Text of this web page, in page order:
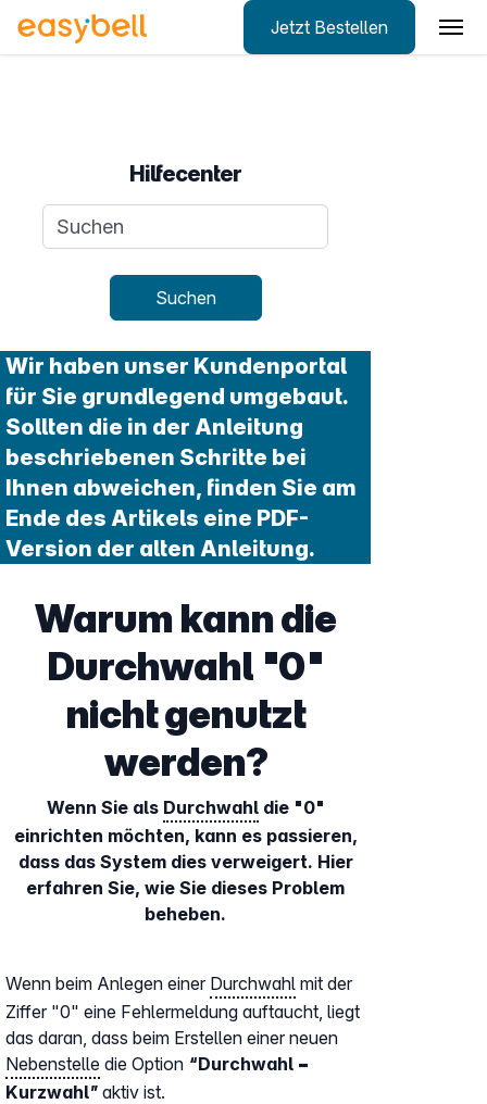
Jetzt Bestellen
Hilfecenter
Suchanfrage
Suchen
Wir haben unser Kundenportal
für Sie grundlegend umgebaut.
Sollten die in der Anleitung
beschriebenen Schritte bei
Ihnen abweichen, finden Sie am
Ende des Artikels eine PDF-
Version der alten Anleitung.
Warum kann die
Durchwahl "0"
nicht genutzt
werden?
Wenn Sie als Durchwahldie "0"
einrichten möchten, kann es passieren,
dass das System dies verweigert. Hier
erfahren Sie, wie Sie dieses Problem
beheben.
Wenn beim Anlegen einer Durchwahl mit der
Ziffer "0" eine Fehlermeldung auftaucht, liegt
das daran, dass beim Erstellen einer neuen
Nebenstelle die Option “Durchwahl =
Kurzwahl” aktiv ist.